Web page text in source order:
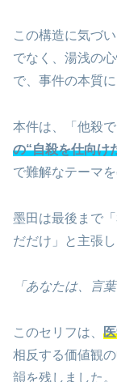
この構造に気づ
でなく、湯浅の
で、事件の本質
本件は、「他殺
の“自殺を仕向け
で難解なテーマ
墨田は最後まで
だだけ」と主張
「あなたは、言
このセリフは、
相反する価値観
韻を残しました。